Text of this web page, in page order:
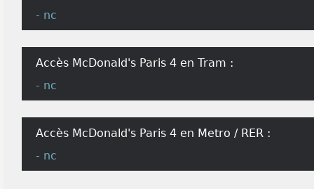
- nc
Accès McDonald's Paris 4 en Tram :
- nc
Accès McDonald's Paris 4 en Metro / RER :
- nc